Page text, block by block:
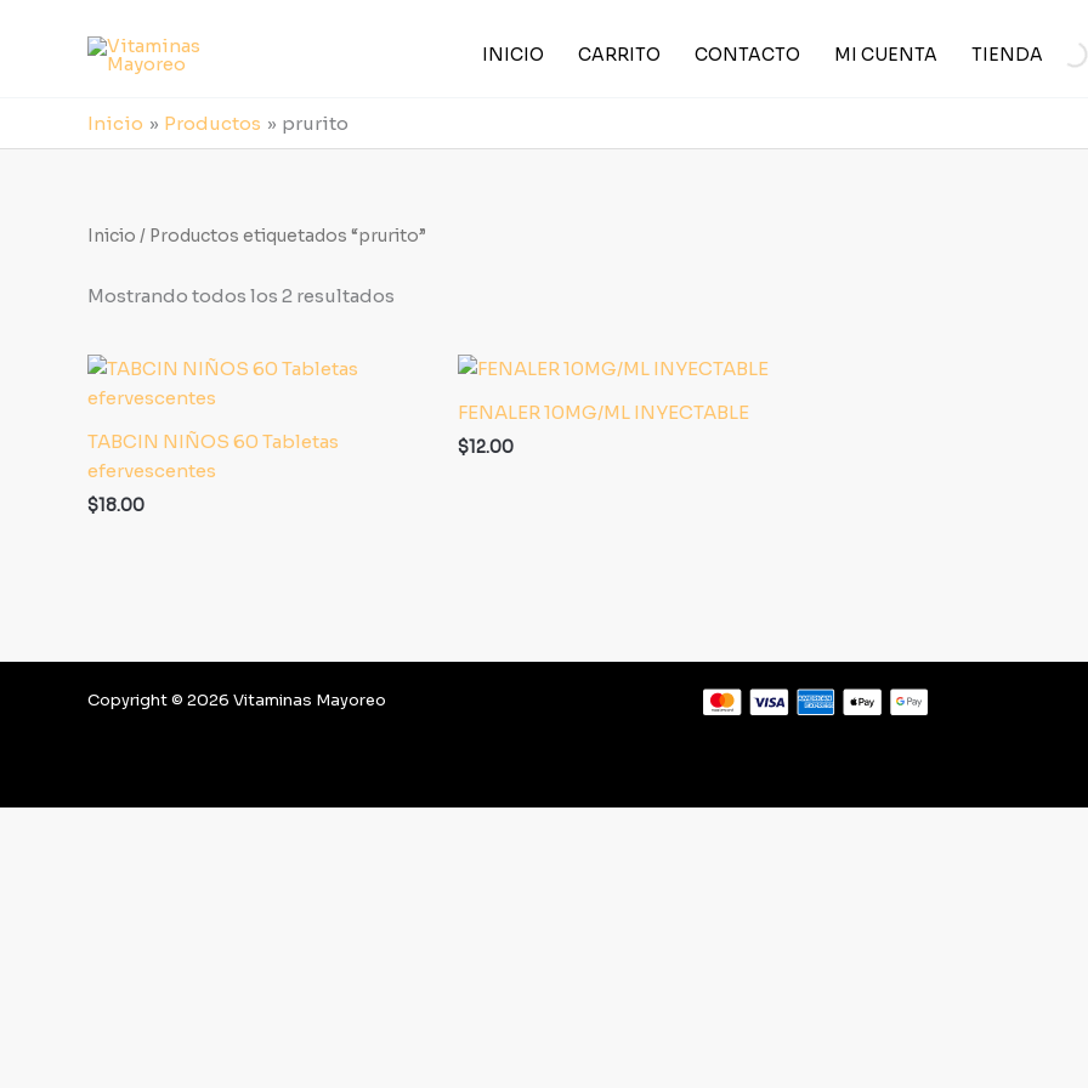
INICIO CARRITO CONTACTO MI CUENTA TIENDA
Inicio Productos prurito
Inicio / Productos etiquetados “prurito”
Mostrando todos los 2 resultados
TABCIN NIÑOS 60 Tabletas
efervescentes
$18.00
FENALER 10MG/ML INYECTABLE
$12.00
Copyright © 2026 Vitaminas Mayoreo